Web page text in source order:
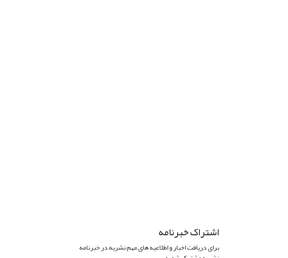
اشتراک خبرنامه
برای دریافت اخبار و اطلاعیه های مهم نشریه در خبرنامه